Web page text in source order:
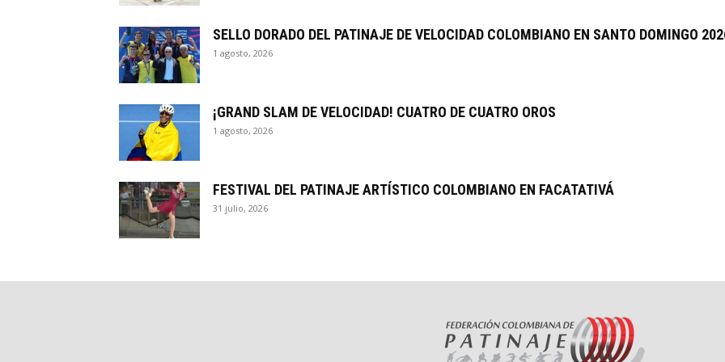
SELLO DORADO DEL PATINAJE DE VELOCIDAD COLOMBIANO EN SANTO DOMINGO
1 agosto, 2026
¡GRAND SLAM DE VELOCIDAD! CUATRO DE CUATRO OROS
1 agosto, 2026
FESTIVAL DEL PATINAJE ARTÍSTICO COLOMBIANO EN FACATATIVÁ
31 julio, 2026